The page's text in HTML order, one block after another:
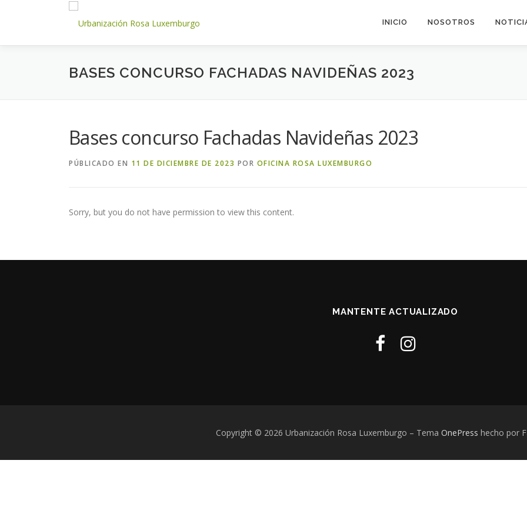
INICIO NOSOTROS
BASES CONCURSO FACHADAS NAVIDEÑAS 2023
Bases concurso Fachadas Navideñas 2023
PÚBLICADO EN 11 DE DICIEMBRE DE 2023 POR OFICINA ROSA LUXEMBURGO
Sorry, but you do not have permission to view this content.
MANTENTE ACTUALIZADO
Copyright © 2026 Urbanización Rosa Luxemburgo – Tema OnePress hecho por